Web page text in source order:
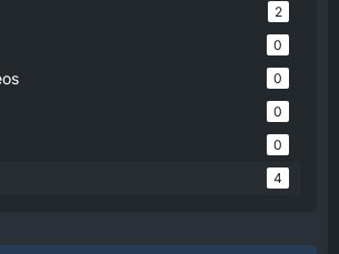
2
0
0
0
0
4